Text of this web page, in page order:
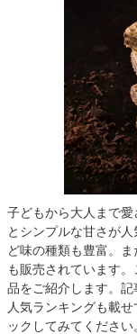
子どもから大人まで
とシンプルな甘さが
ど味の種類も豊富。
も販売されています
品をご紹介します。
人気ランキングも載
ックしてみてください